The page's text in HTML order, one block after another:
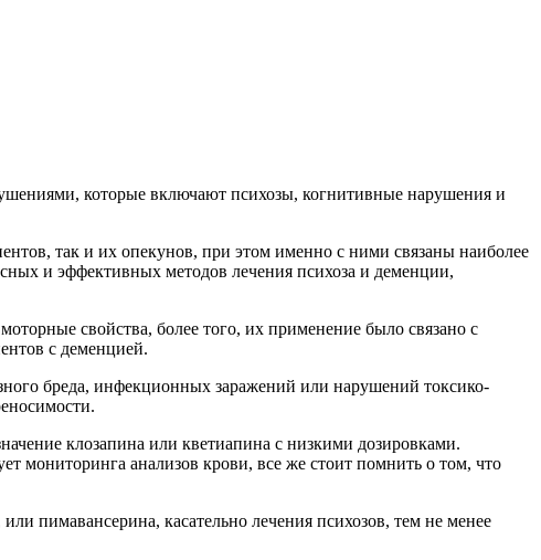
которые включают психозы, когнитивные нарушения и
так и их опекунов, при этом именно с ними связаны наиболее
и эффективных методов лечения психоза и деменции,
свойства, более того, их применение было связано с
с деменцией.
бреда, инфекционных заражений или нарушений токсико-
клозапина или кветиапина с низкими дозировками.
мониторинга анализов крови, все же стоит помнить о том, что
пимавансерина, касательно лечения психозов, тем не менее